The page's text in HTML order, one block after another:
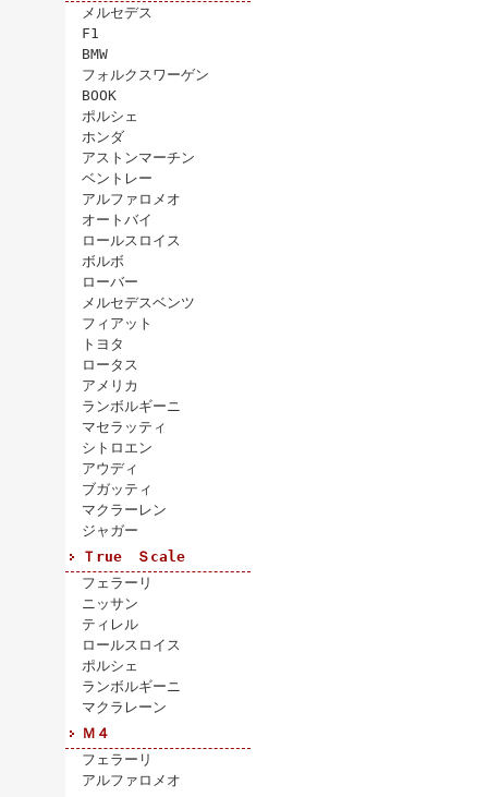
メルセデス
F1
BMW
フォルクスワーゲン
BOOK
ポルシェ
ホンダ
アストンマーチン
ベントレー
アルファロメオ
オートバイ
ロールスロイス
ボルボ
ローバー
メルセデスベンツ
フィアット
トヨタ
ロータス
アメリカ
ランボルギーニ
マセラッティ
シトロエン
アウディ
ブガッティ
マクラーレン
ジャガー
Ｔrue Ｓcale
フェラーリ
ニッサン
ティレル
ロールスロイス
ポルシェ
ランボルギーニ
マクラレーン
Ｍ４
フェラーリ
アルファロメオ